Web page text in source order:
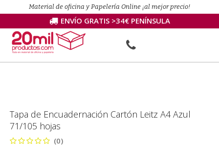
Material de oficina y Papelería Online ¡al mejor precio!
ENVÍO GRATIS >34€ PENÍNSULA
Tapa de Encuadernación Cartón Leitz A4 Azul
71/105 hojas
(0)